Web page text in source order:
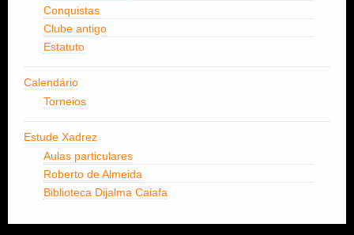
Conquistas
Clube antigo
Estatuto
Calendário
Torneios
Estude Xadrez
Aulas particulares
Roberto de Almeida
Biblioteca Dijalma Caiafa